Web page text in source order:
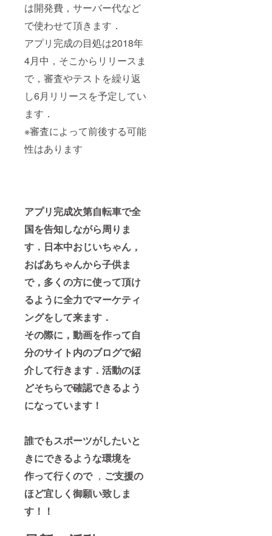
は開発費，サーバー代など
で使わせて頂きます．
アプリ完成の目処は2018年
4月中，そこからリリースま
で，審査やテストを繰り返
し6月リリースを予定してい
ます．
※審査によって前後する可能
性はあります
アプリ完成次第自転車で全
国を告知しながら周りま
す．日本中おじいちゃん，
おばあちゃんから子供ま
で，多くの方に使って頂け
るように全力でマーケティ
ングをして来ます．
その際に，動画を作って自
分のサイト内のブログで紹
介して行きます．活動のほ
どそちらで確認できるよう
になっています！
誰でもスポーツがしたいと
きにできるような環境を
作って行くので， ご支援の
ほど宜しく御願い致しま
す！！